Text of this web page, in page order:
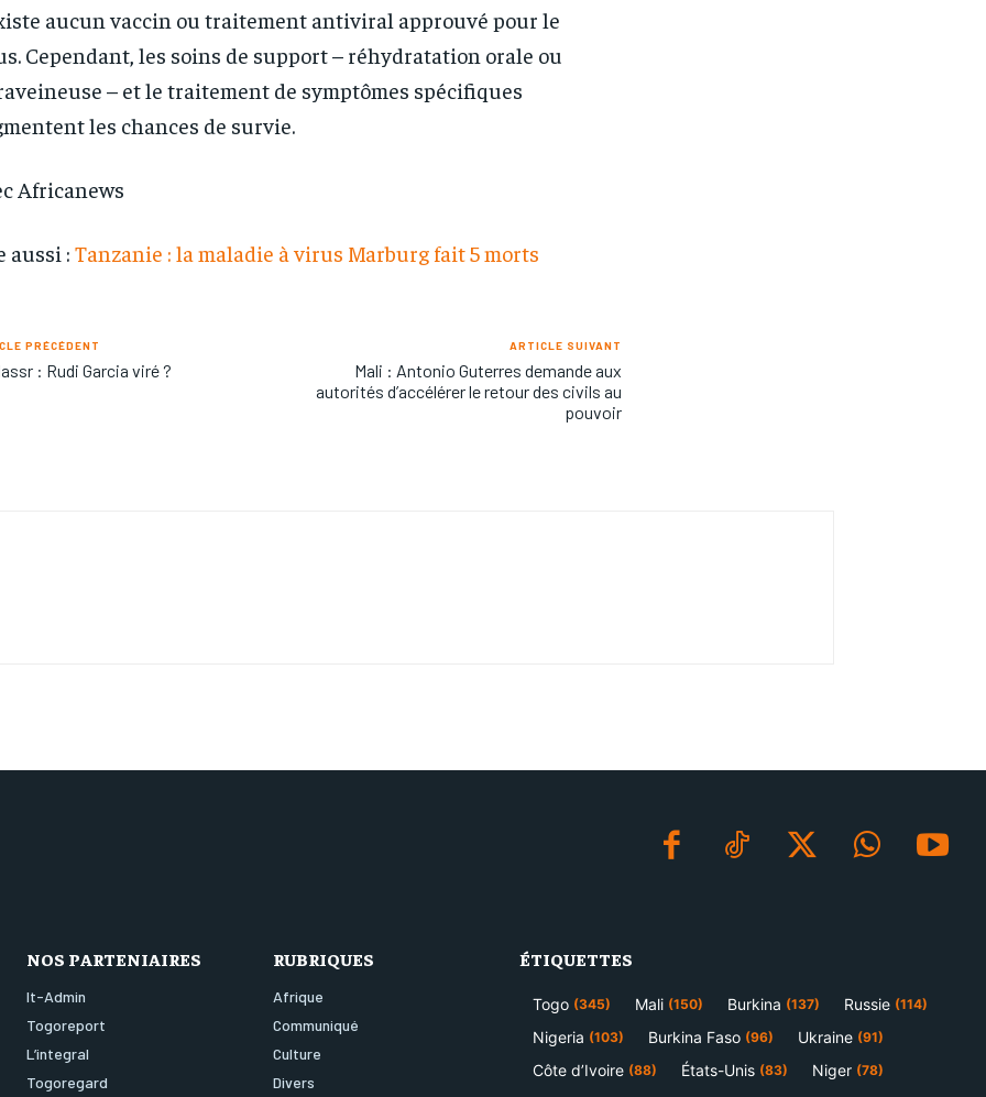
aucun vaccin ou traitement antiviral approuvé pour le
Cependant, les soins de support – réhydratation orale ou
– et le traitement de symptômes spécifiques
les chances de survie.
Africanews
aussi : Tanzanie : la maladie à virus Marburg fait 5 morts
PRÉCÉDENT
: Rudi Garcia viré ?
ARTICLE SUIVANT
Mali : Antonio Guterres demande aux
autorités d’accélérer le retour des civils au
pouvoir
NOS PARTENIAIRES
It-Admin
Togoreport
L’integral
Togoregard
RUBRIQUES
Afrique
Communiqué
Culture
Divers
ÉTIQUETTES
Togo (345) Mali (150) Burkina (137) Russie (114)
Nigeria (103) Burkina Faso (96) Ukraine (91)
Côte d’Ivoire (88) États-Unis (83) Niger (78)